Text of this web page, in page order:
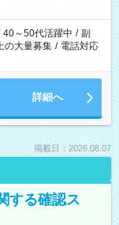
40～50代活躍中 / 副
の大量募集 / 電話対応
詳細へ
掲載日：2026.08.07
する確認ス